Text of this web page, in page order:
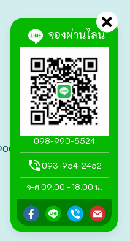
จองผ่านไลน์
098-990-5524
093-954-2452
จ-ศ 09.00 - 18.00 น.